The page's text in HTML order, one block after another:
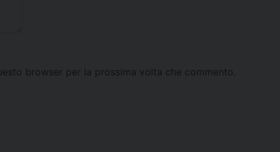
browser per la prossima volta che commento.